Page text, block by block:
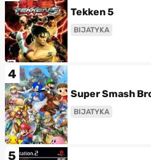
Tekken 5
BIJATYKA
4
Super Smash
BIJATYKA
5